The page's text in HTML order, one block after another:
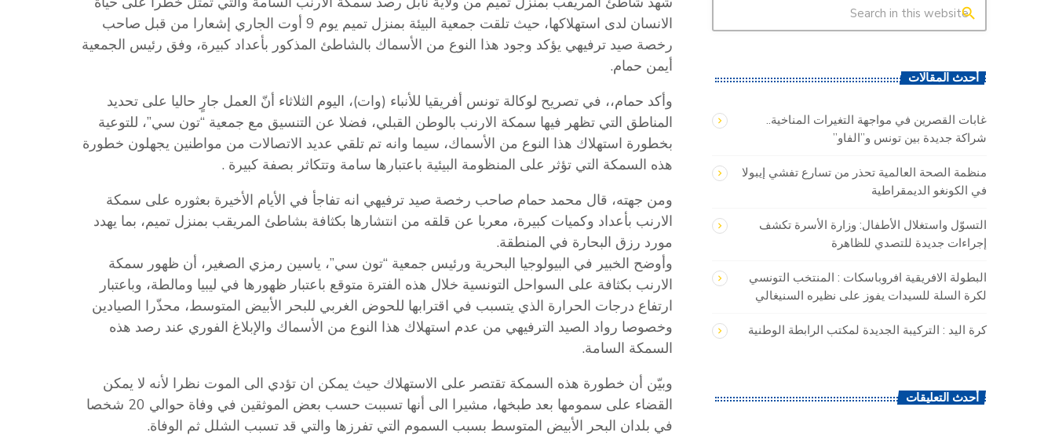
الانسان لدى استهلاكها، حيث تلقت جمعية البيئة بمنزل تميم يوم 9 أوت الجاري إشعارا من قبل صاحب
رخصة صيد ترفيهي يؤكد وجود هذا النوع من الأسماك بالشاطئ المذكور بأعداد كبيرة، وفق رئيس الجمعية
أيمن حمام.
وأكد حمام،، في تصريح لوكالة تونس أفريقيا للأنباء (وات)، اليوم الثلاثاء أنّ العمل جارٍ حاليا على تحديد
المناطق التي تظهر فيها سمكة الارنب بالوطن القبلي، فضلا عن التنسيق مع جمعية “تون سي”، للتوعية
بخطورة استهلاك هذا النوع من الأسماك، سيما وانه تم تلقي عديد الاتصالات من مواطنين يجهلون خطورة
هذه السمكة التي تؤثر على المنظومة البيئية باعتبارها سامة وتتكاثر بصفة كبيرة .
ومن جهته، قال محمد حمام صاحب رخصة صيد ترفيهي انه تفاجأ في الأيام الأخيرة بعثوره على سمكة
الارنب بأعداد وكميات كبيرة، معربا عن قلقه من انتشارها بكثافة بشاطئ المريقب بمنزل تميم، بما يهدد
مورد رزق البحارة في المنطقة.
وأوضح الخبير في البيولوجيا البحرية ورئيس جمعية “تون سي”، ياسين رمزي الصغير، أن ظهور سمكة
الارنب بكثافة على السواحل التونسية خلال هذه الفترة متوقع باعتبار ظهورها في ليبيا ومالطة، وباعتبار
ارتفاع درجات الحرارة الذي يتسبب في اقترابها للحوض الغربي للبحر الأبيض المتوسط، محذّرا الصيادين
وخصوصا رواد الصيد الترفيهي من عدم استهلاك هذا النوع من الأسماك والإبلاغ الفوري عند رصد هذه
السمكة السامة.
وبيّن أن خطورة هذه السمكة تقتصر على الاستهلاك حيث يمكن ان تؤدي الى الموت نظرا لأنه لا يمكن
القضاء على سمومها بعد طبخها، مشيرا الى أنها تسببت حسب بعض الموثقين في وفاة حوالي 20 شخصا
في بلدان البحر الأبيض المتوسط بسبب السموم التي تفرزها والتي قد تسبب الشلل ثم الوفاة.
search
أحدث المقالات
غابات القصرين في مواجهة التغيرات المناخية..
شراكة جديدة بين تونس و”الفاو”
منظمة الصحة العالمية تحذر من تسارع تفشي إيبولا
في الكونغو الديمقراطية
التسوّل واستغلال الأطفال: وزارة الأسرة تكشف
إجراءات جديدة للتصدي للظاهرة
البطولة الافريقية افروباسكات : المنتخب التونسي
لكرة السلة للسيدات يفوز على نظيره السنيغالي
كرة اليد : التركيبة الجديدة لمكتب الرابطة الوطنية
أحدث التعليقات